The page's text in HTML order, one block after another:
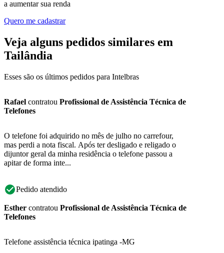
a aumentar sua renda
Quero me cadastrar
Veja alguns pedidos similares em
Tailândia
Esses são os últimos pedidos para Intelbras
Rafael contratou Profissional de Assistência Técnica de
Telefones
O telefone foi adquirido no mês de julho no carrefour,
mas perdi a nota fiscal. Após ter desligado e religado o
dijuntor geral da minha residência o telefone passou a
apitar de forma inte...
Pedido atendido
Esther contratou Profissional de Assistência Técnica de
Telefones
Telefone assistência técnica ipatinga -MG